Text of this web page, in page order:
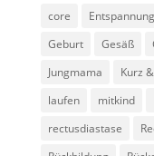
core
Entspannung
Geburt
Gesäß
Jungmama
Kurz
laufen
mitkind
rectusdiastase